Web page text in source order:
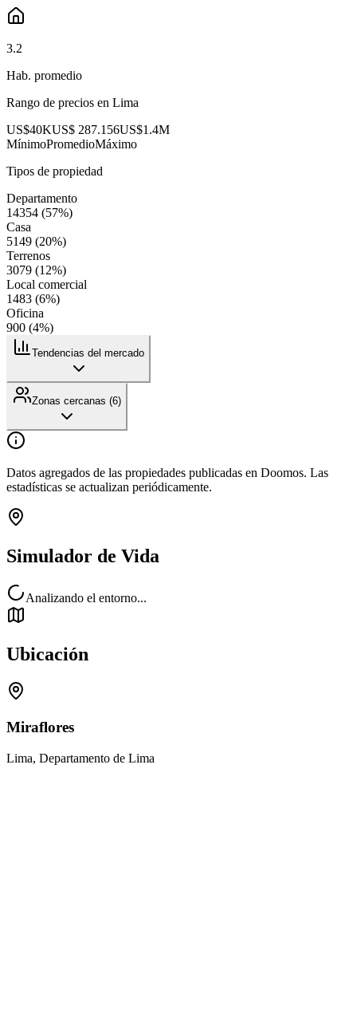
3.2
Hab. promedio
Rango de precios en Lima
US$40KUS$ 287.156US$1.4M
MínimoPromedioMáximo
Tipos de propiedad
Departamento
14354 (57%)
Casa
5149 (20%)
Terrenos
3079 (12%)
Local comercial
1483 (6%)
Oficina
900 (4%)
Tendencias del mercado
Zonas cercanas (6)
Datos agregados de las propiedades publicadas en Doomos. Las
estadísticas se actualizan periódicamente.
Simulador de Vida
Analizando el entorno...
Ubicación
Miraflores
Lima, Departamento de Lima